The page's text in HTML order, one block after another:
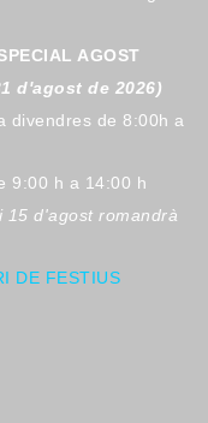
AGOST
d'agost de 2026)
divendres de 8:00h a
9:00 h a 14:00 h
15 d'agost romandrà
DE FESTIUS